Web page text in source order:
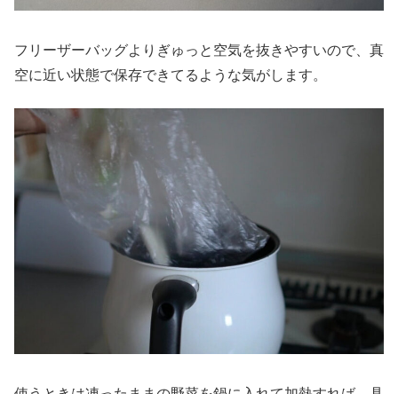
フリーザーバッグよりぎゅっと空気を抜きやすいので、真
空に近い状態で保存できてるような気がします。